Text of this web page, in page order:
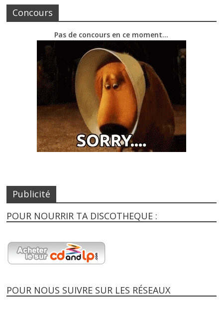
Concours
Pas de concours en ce moment…
Publicité
POUR NOURRIR TA DISCOTHEQUE :
POUR NOUS SUIVRE SUR LES RÉSEAUX